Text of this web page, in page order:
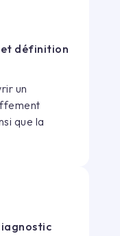
et définition
un
que la